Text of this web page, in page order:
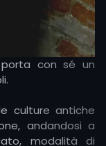
con sé un
culture antiche
andandosi a
modalità di